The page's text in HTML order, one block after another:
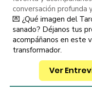
conversación profunda
💌 ¿Qué imagen del
sanado? Déjanos tus
acompáñanos en este
transformador.
Ver